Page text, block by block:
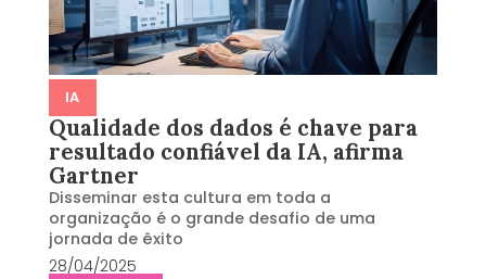
IA
Qualidade dos dados é chave para
resultado confiável da IA, afirma
Gartner
Disseminar esta cultura em toda a
organização é o grande desafio de uma
jornada de êxito
28/04/2025